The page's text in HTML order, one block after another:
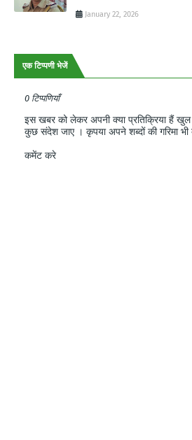
January 22, 2026
एक टिप्पणी भेजें
0 टिप्पणियाँ
इस खबर को लेकर अपनी क्या प्रतिक्रिया हैं खुल
कुछ संदेश जाए । कृपया अपने शब्दों की गरिमा
कमेंट करे